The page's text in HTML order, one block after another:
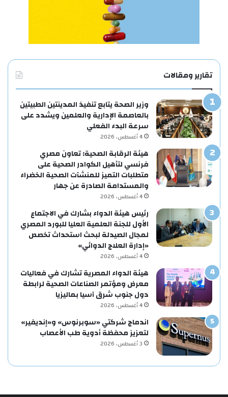
تقارير ومقالات
وزير الصحة يتابع تنفيذ المدينتين الطبيتين
بالعاصمة الإدارية والعلمين ويشدد على
سرعة البدء الفعلي
4 أغسطس، 2026
هيئة الرقابة الصحية: تعاون مصري
فرنسي لتأهيل الكوادر الصحية على
متطلبات التميز للمنشآت الصحية الخضراء
والمستدامة الصادرة عن جهار
4 أغسطس، 2026
رئيس هيئة الدواء بشارك في الاجتماع
الأول للجنة العلمية العليا للبورد المصري
لمجال الصيدلة لبحث استحداث تخصص
«إدارة العلاج الدوائي»
4 أغسطس، 2026
هيئة الدواء المصرية تشارك في فعاليات
معرض ومؤتمر الصناعات الصحية لرابطة
دول جنوب شرق آسيا بماليزيا
4 أغسطس، 2026
اندماج شركتي «سوبرنوس» و«إنديفير»
لتعزيز محفظة أدوية طب الأعصاب
3 أغسطس، 2026